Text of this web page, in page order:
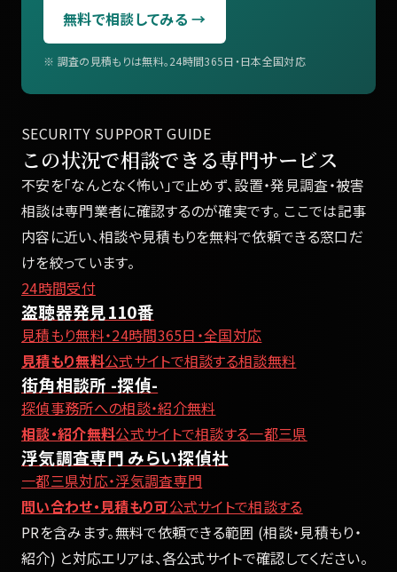
無料で相談してみる →
※ 調査の見積もりは無料。24時間365日・日本全国対応
SECURITY SUPPORT GUIDE
この状況で相談できる専門サービス
不安を「なんとなく怖い」で止めず、設置・発見調査・被害
相談は専門業者に確認するのが確実です。 ここでは記事
内容に近い、相談や見積もりを無料で依頼できる窓口だ
けを絞っています。
24時間受付
盗聴器発見110番
見積もり無料・24時間365日・全国対応
見積もり無料公式サイトで相談する相談無料
街角相談所 -探偵-
探偵事務所への相談・紹介無料
相談・紹介無料公式サイトで相談する一都三県
浮気調査専門 みらい探偵社
一都三県対応・浮気調査専門
問い合わせ・見積もり可公式サイトで相談する
PRを含みます。無料で依頼できる範囲 (相談・見積もり・
紹介) と対応エリアは、各公式サイトで確認してください。